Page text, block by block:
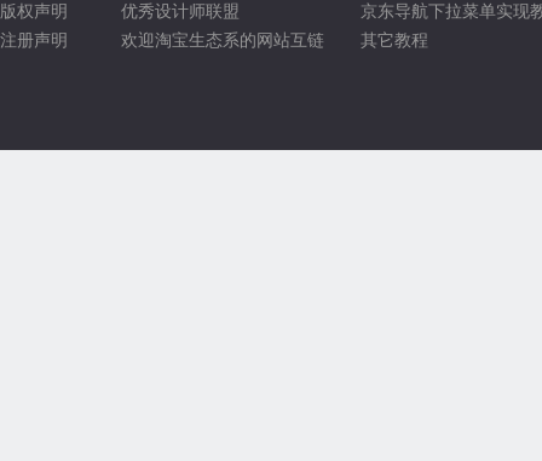
版权声明
注册声明
优秀设计师联盟
欢迎淘宝生态系的网站互链
京东导航下拉菜单实现
其它教程